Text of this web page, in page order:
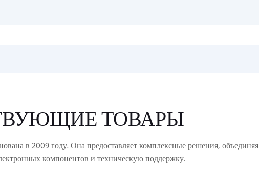
ТОВАРЫ
в 2009 году. Она предоставляет комплексные решения, объединяя
компонентов и техническую поддержку.